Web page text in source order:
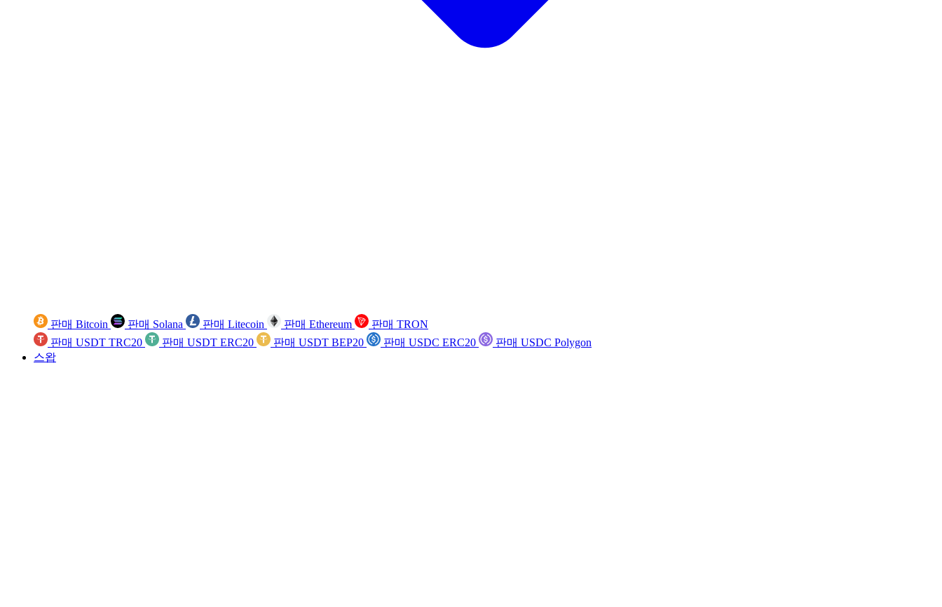
판매 Bitcoin 판매 Solana 판매 Litecoin 판매 Ethereum
판매 TRON
판매 USDT TRC20
판매 USDT ERC20 판매 USDT BEP20 판매 USDC ERC20
판매 USDC Polygon
스왑